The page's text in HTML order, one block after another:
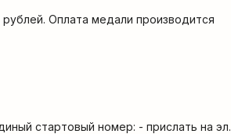
Оплата медали производится
стартовый номер: - прислать на эл.